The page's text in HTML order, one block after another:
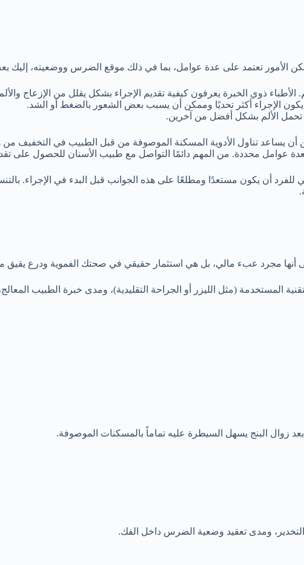
تعتمد على عدة عوامل، بما في ذلك موقع الضرس ووضعيته، إليك
ذوي الخبرة يعرفون كيفية تقديم الإجراء بشكل يقلل من الإزعاج
الإجراء أكثر تحديًا وممكن أن يسبب بعض الشعور بالضغط أو الشد.
الألم بشكل أفضل من آخرين.
أن يساعد تناول الأدوية المسكنة الموصوفة من قبل الطبيب في التخفيف من
عوامل محددة. من المهم دائمًا التواصل مع طبيب الأسنان للحصول على
للفرد أن يكون مستعدًا ومطلعًا على هذه الجوانب قبل البدء في الإجراء.
أنها مجرد عبء مالي، بل هي استثمار حقيقي في صحتك الفموية ودرع يقيق
المستخدمة (مثل الليزر أو الجراحة التقليدية)، ومدى خبرة الطبيب
بعد زوال البنج يسهل السيطرة عليه تماماً بالمسكنات الموصوفة.
التخدير، ومدى تعقيد وضعية الضرس داخل الفك.